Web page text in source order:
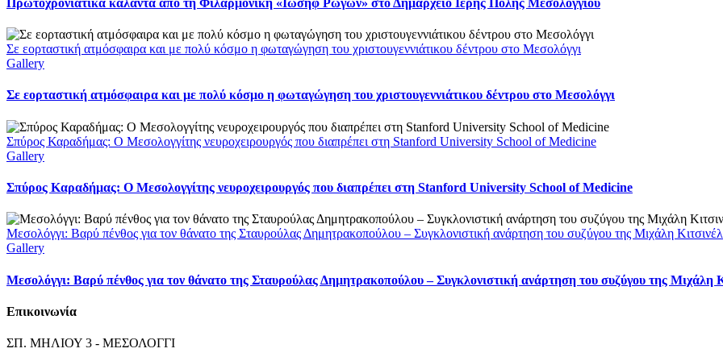
Πρωτοχρονιάτικα κάλαντα από τη Φιλαρμονική «Ιωσήφ Ρωγών» στο Δημαρχείο Ιερής Πόλης Μεσολογγίου
Σε εορταστική ατμόσφαιρα και με πολύ κόσμο η φωταγώγηση του χριστουγεννιάτικου δέντρου στο Μεσολόγγι
Gallery
Σε εορταστική ατμόσφαιρα και με πολύ κόσμο η φωταγώγηση του χριστουγεννιάτικου δέντρου στο Μεσολόγγι
Σπύρος Καραδήμας: Ο Μεσολογγίτης νευροχειρουργός που διαπρέπει στη Stanford University School of Medicine
Gallery
Σπύρος Καραδήμας: Ο Μεσολογγίτης νευροχειρουργός που διαπρέπει στη Stanford University School of Medicine
Μεσολόγγι: Βαρύ πένθος για τον θάνατο της Σταυρούλας Δημητρακοπούλου – Συγκλονιστική ανάρτηση του συζύγου της Μιχάλη
Gallery
Μεσολόγγι: Βαρύ πένθος για τον θάνατο της Σταυρούλας Δημητρακοπούλου – Συγκλονιστική ανάρτηση του συζύγου της Μιχάλη
Επικοινωνία
ΣΠ. ΜΗΛΙΟΥ 3 - ΜΕΣΟΛΟΓΓΙ